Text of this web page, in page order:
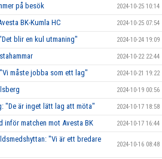
på besök 2024-10-25 10:14
BK-Kumla HC 2024-10-25 07:54
blir en kul utmaning" 2024-10-24 19:09
2024-10-22 22:44
måste jobba som ett lag" 2024-10-21 19:22
2024-10-19 00:56
"De är inget lätt lag att möta" 2024-10-17 18:58
inför matchen mot Avesta BK 2024-10-17 16:44
"Vi är ett bredare
2024-10-16 08:48